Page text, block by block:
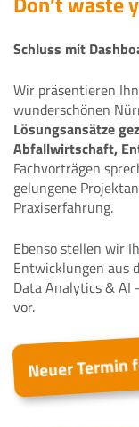
Schluss mit
Wir präsentieren
wunderschönen
Lösungsansätze
Abfallwirtschaft,
Fachvorträgen
gelungene
Praxiserfahrung.
Ebenso stellen wir
Entwicklungen aus
Data Analytics & AI
vor.
Neuer Termin